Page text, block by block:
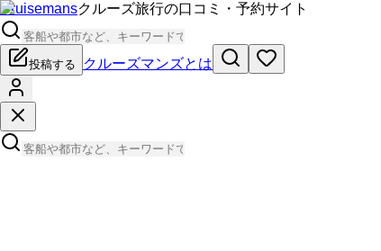
Cruisemansクルーズ旅行の口コミ・予約サイト
投稿する クルーズマンズとは